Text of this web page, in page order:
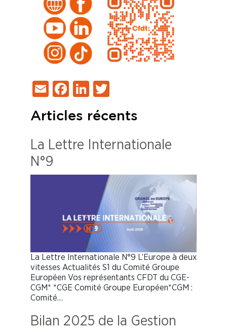
EmailFacebook
LinkedIn
Articles récents
La Lettre Internationale
N°9
La Lettre Internationale N°9 L’Europe à deux
vitesses Actualités S1 du Comité Groupe
Européen Vos représentants CFDT du CGE-
CGM* *CGE Comité Groupe Européen*CGM :
Comité…
Bilan 2025 de la Gestion